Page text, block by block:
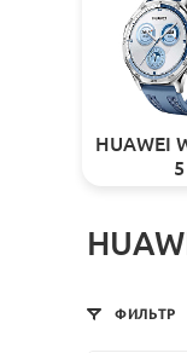
HUAWEI
5
ФИЛЬТР